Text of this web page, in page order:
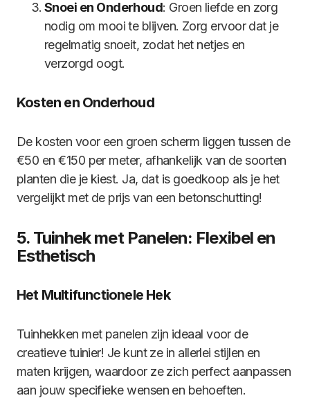
Snoei en Onderhoud: Groen liefde en zorg
nodig om mooi te blijven. Zorg ervoor dat je
regelmatig snoeit, zodat het netjes en
verzorgd oogt.
Kosten en Onderhoud
De kosten voor een groen scherm liggen tussen de
€50 en €150 per meter, afhankelijk van de soorten
planten die je kiest. Ja, dat is goedkoop als je het
vergelijkt met de prijs van een betonschutting!
5. Tuinhek met Panelen: Flexibel en
Esthetisch
Het Multifunctionele Hek
Tuinhekken met panelen zijn ideaal voor de
creatieve tuinier! Je kunt ze in allerlei stijlen en
maten krijgen, waardoor ze zich perfect aanpassen
aan jouw specifieke wensen en behoeften.